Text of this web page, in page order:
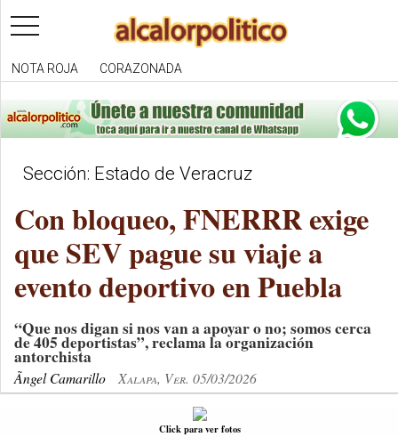
toggle
navigation
NOTA ROJA CORAZONADA
Sección: Estado de Veracruz
Con bloqueo, FNERRR exige
que SEV pague su viaje a
evento deportivo en Puebla
“Que nos digan si nos van a apoyar o no; somos cerca
de 405 deportistas”, reclama la organización
antorchista
Ãngel Camarillo Xalapa, Ver. 05/03/2026
Click para ver fotos